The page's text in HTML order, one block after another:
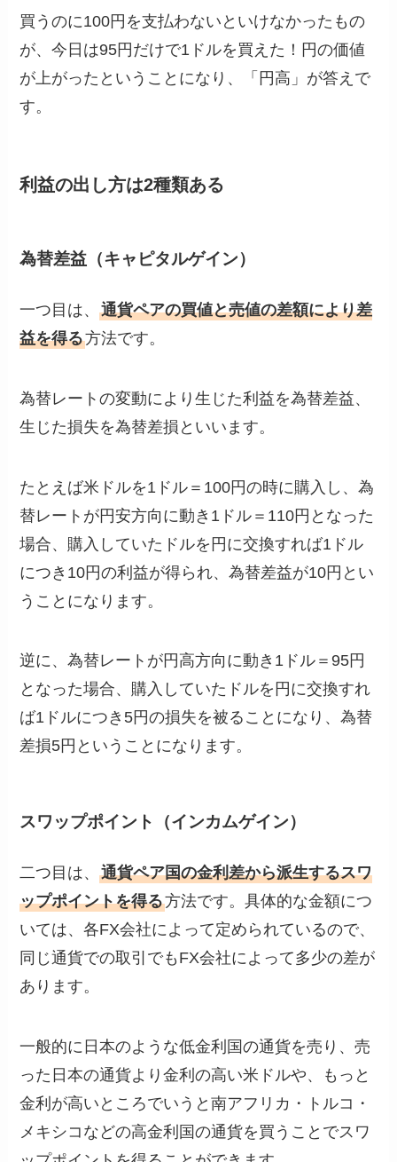
買うのに100円を支払わないといけなかったもの
が、今日は95円だけで1ドルを買えた！円の価値
が上がったということになり、「円高」が答えで
す。
利益の出し方は2種類ある
為替差益（キャピタルゲイン）
一つ目は、通貨ペアの買値と売値の差額により差
益を得る方法です。
為替レートの変動により生じた利益を為替差益、
生じた損失を為替差損といいます。
たとえば米ドルを1ドル＝100円の時に購入し、為
替レートが円安方向に動き1ドル＝110円となった
場合、購入していたドルを円に交換すれば1ドル
につき10円の利益が得られ、為替差益が10円とい
うことになります。
逆に、為替レートが円高方向に動き1ドル＝95円
となった場合、購入していたドルを円に交換すれ
ば1ドルにつき5円の損失を被ることになり、為替
差損5円ということになります。
スワップポイント（インカムゲイン）
二つ目は、通貨ペア国の金利差から派生するスワ
ップポイントを得る方法です。具体的な金額につ
いては、各FX会社によって定められているので、
同じ通貨での取引でもFX会社によって多少の差が
あります。
一般的に日本のような低金利国の通貨を売り、売
った日本の通貨より金利の高い米ドルや、もっと
金利が高いところでいうと南アフリカ・トルコ・
メキシコなどの高金利国の通貨を買うことでスワ